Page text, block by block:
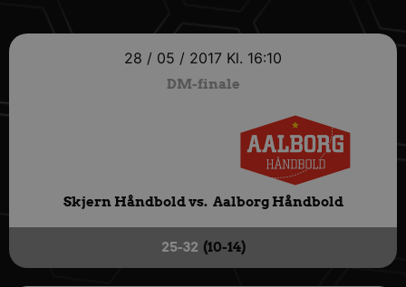
28 / 05 / 2017 Kl. 16:10
DM-finale
Skjern Håndbold vs. Aalborg Håndbold
25-32 (10-14)